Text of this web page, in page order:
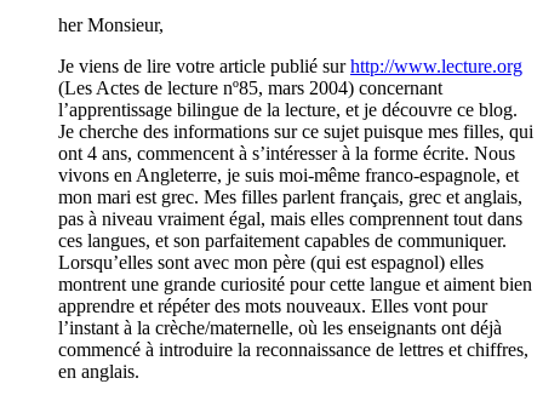
her Monsieur,
Je viens de lire votre article publié surhttp://www.lecture.org
(Les Actes de lecture nº85, mars 2004) concernant
l’apprentissage bilingue de la lecture, et je découvre ce blog.
Je cherche des informations sur ce sujet puisque mes filles, qui
ont 4 ans, commencent à s’intéresser à la forme écrite. Nous
vivons en Angleterre, je suis moi-même franco-espagnole, et
mon mari est grec. Mes filles parlent français, grec et anglais,
pas à niveau vraiment égal, mais elles comprennent tout dans
ces langues, et son parfaitement capables de communiquer.
Lorsqu’elles sont avec mon père (qui est espagnol) elles
montrent une grande curiosité pour cette langue et aiment bien
apprendre et répéter des mots nouveaux. Elles vont pour
l’instant à la crèche/maternelle, où les enseignants ont déjà
commencé à introduire la reconnaissance de lettres et chiffres,
en anglais.